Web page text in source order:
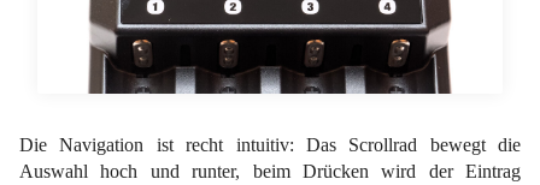
Die Navigation ist recht intuitiv: Das Scrollrad bewegt die
Auswahl hoch und runter, beim Drücken wird der Eintrag